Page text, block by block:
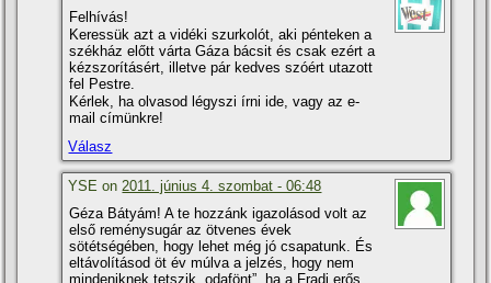
Felhí­vás!
Keressük azt a vidéki szurkolót, aki pénteken a
székház előtt várta Gáza bácsit és csak ezért a
kézszorí­tásért, illetve pár kedves szóért utazott
fel Pestre.
Kérlek, ha olvasod légyszi í­rni ide, vagy az e-
mail cí­münkre!
Válasz
YSE on2011. június 4. szombat - 06:48
Géza Bátyám! A te hozzánk igazolásod volt az
első reménysugár az ötvenes évek
sötétségében, hogy lehet még jó csapatunk. És
eltávolí­tásod öt év múlva a jelzés, hogy nem
mindeniknek tetszik „odafönt”, ha a Fradi erős.